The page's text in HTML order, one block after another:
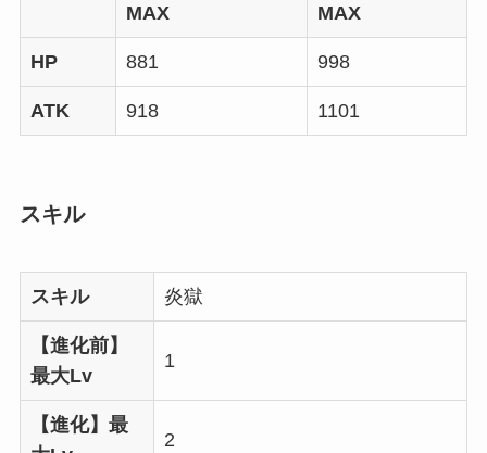
MAX
MAX
HP 881 998
ATK 918 1101
スキル
スキル 炎獄
【進化前】
最大Lv
1
【進化】最
2